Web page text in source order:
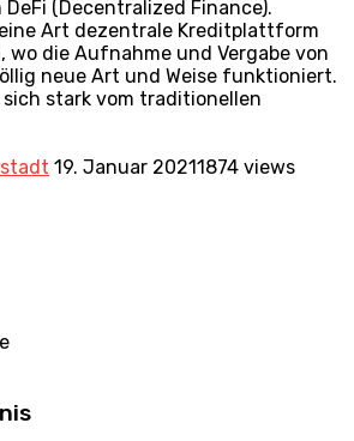
(Decentralized Finance).
eine Art dezentrale Kreditplattform
wo die Aufnahme und Vergabe von
neue Art und Weise funktioniert.
stark vom traditionellen
19. Januar 20211874 views